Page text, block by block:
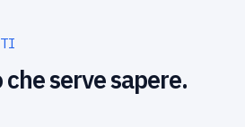
serve sapere.